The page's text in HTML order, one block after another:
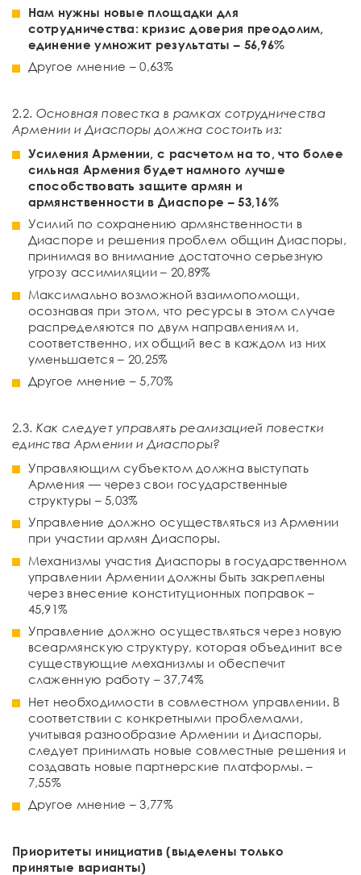
Нам нужны новые площадки для
сотрудничества: кризис доверия преодолим,
единение умножит результаты – 56,96%
Другое мнение – 0,63%
2.2. Основная повестка в рамках сотрудничества
Армении и Диаспоры должна состоить из:
Усиления Армении, с расчетом на то, что более
сильная Армения будет намного лучше
способствовать защите армян и
армянственности в Диаспоре – 53,16%
Усилий по сохранению армянственности в
Диаспоре и решения проблем общин Диаспоры,
принимая во внимание достаточно серьезную
угрозу ассимиляции – 20,89%
Максимально возможной взаимопомощи,
осознавая при этом, что ресурсы в этом случае
распределяются по двум направлениям и,
соответственно, их общий вес в каждом из них
уменьшается – 20,25%
Другое мнение – 5,70%
2.3. Как следует управлять реализацией повестки
единства Армении и Диаспоры?
Управляющим субъектом должна выступать
Армения — через свои государственные
структуры – 5,03%
Управление должно осуществляться из Армении
при участии армян Диаспоры.
Механизмы участия Диаспоры в государственном
управлении Армении должны быть закреплены
через внесение конституционных поправок –
45,91%
Управление должно осуществляться через новую
всеармянскую структуру, которая объединит все
существующие механизмы и обеспечит
слаженную работу – 37,74%
Нет необходимости в совместном управлении. В
соответствии с конкретными проблемами,
учитывая разнообразие Армении и Диаспоры,
следует принимать новые совместные решения и
создавать новые партнерские платформы. –
7,55%
Другое мнение – 3,77%
Приоритеты инициатив (выделены только
принятые варианты)